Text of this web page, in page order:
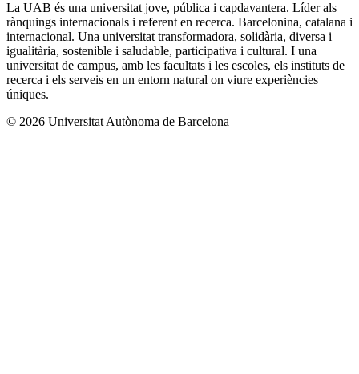
La UAB és una universitat jove, pública i capdavantera. Líder als
rànquings internacionals i referent en recerca. Barcelonina, catalana i
internacional. Una universitat transformadora, solidària, diversa i
igualitària, sostenible i saludable, participativa i cultural. I una
universitat de campus, amb les facultats i les escoles, els instituts de
recerca i els serveis en un entorn natural on viure experiències
úniques.
© 2026 Universitat Autònoma de Barcelona